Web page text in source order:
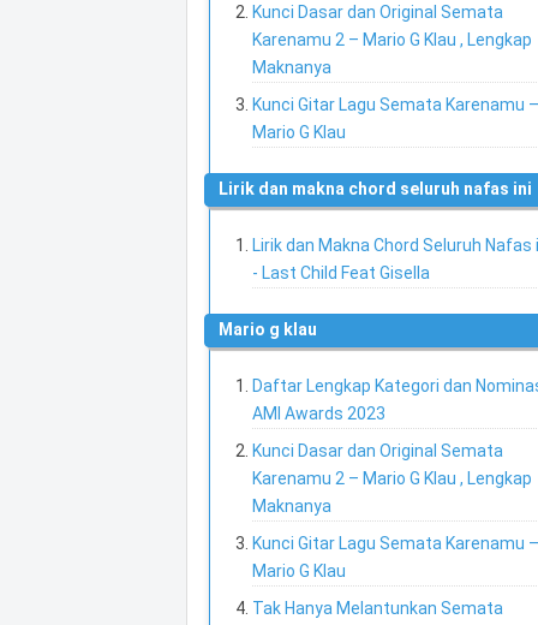
Kunci Dasar dan Original Semata
Karenamu 2 – Mario G Klau , Lengkap
Maknanya
Kunci Gitar Lagu Semata Karenamu
Mario G Klau
lirik dan makna chord seluruh nafas ini
Lirik dan Makna Chord Seluruh Nafas
- Last Child Feat Gisella
mario g klau
Daftar Lengkap Kategori dan
AMI Awards 2023
Kunci Dasar dan Original Semata
Karenamu 2 – Mario G Klau , Lengkap
Maknanya
Kunci Gitar Lagu Semata Karenamu
Mario G Klau
Tak Hanya Melantunkan Semata